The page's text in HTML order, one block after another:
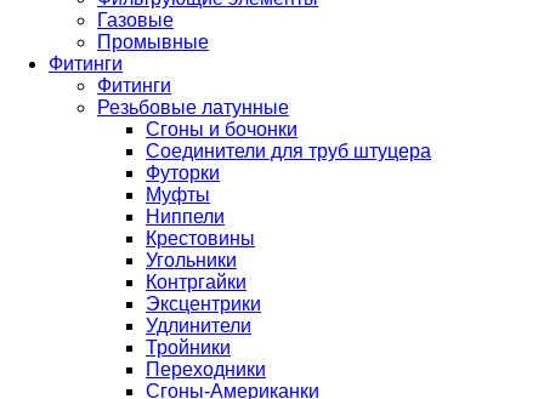
Газовые
Промывные
Фитинги
Фитинги
Резьбовые латунные
Сгоны и бочонки
Соединители для труб штуцера
Футорки
Муфты
Ниппели
Крестовины
Угольники
Контргайки
Эксцентрики
Удлинители
Тройники
Переходники
Сгоны-Американки